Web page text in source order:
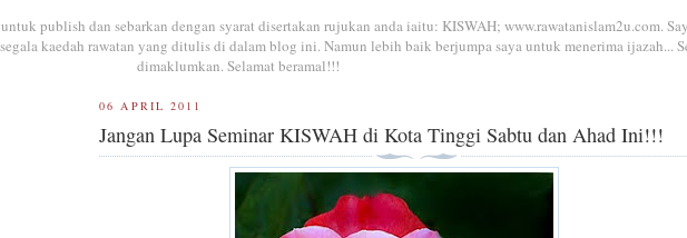
publish dan sebarkan dengan syarat disertakan rujukan anda iaitu: KISWAH; www.rawatanislam2u.com.
kaedah rawatan yang ditulis di dalam blog ini. Namun lebih baik berjumpa saya untuk menerima ijazah...
dimaklumkan. Selamat beramal!!!
06 APRIL 2011
Jangan Lupa Seminar KISWAH di Kota Tinggi Sabtu dan Ahad Ini!!!